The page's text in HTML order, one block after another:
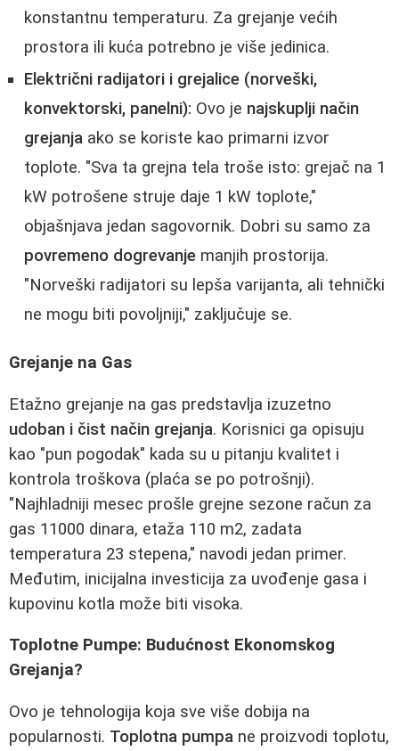
konstantnu temperaturu. Za grejanje većih
prostora ili kuća potrebno je više jedinica.
Električni radijatori i grejalice (norveški,
konvektorski, panelni): Ovo je najskuplji način
grejanja ako se koriste kao primarni izvor
toplote. "Sva ta grejna tela troše isto: grejač na 1
kW potrošene struje daje 1 kW toplote,"
objašnjava jedan sagovornik. Dobri su samo za
povremeno dogrevanje manjih prostorija.
"Norveški radijatori su lepša varijanta, ali tehnički
ne mogu biti povoljniji," zaključuje se.
Grejanje na Gas
Etažno grejanje na gas predstavlja izuzetno
udoban i čist način grejanja. Korisnici ga opisuju
kao "pun pogodak" kada su u pitanju kvalitet i
kontrola troškova (plaća se po potrošnji).
"Najhladniji mesec prošle grejne sezone račun za
gas 11000 dinara, etaža 110 m2, zadata
temperatura 23 stepena," navodi jedan primer.
Međutim, inicijalna investicija za uvođenje gasa i
kupovinu kotla može biti visoka.
Toplotne Pumpe: Budućnost Ekonomskog
Grejanja?
Ovo je tehnologija koja sve više dobija na
popularnosti. Toplotna pumpa ne proizvodi toplotu,